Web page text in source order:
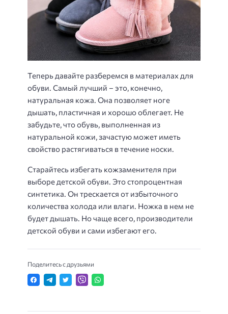
Теперь давайте разберемся в материалах для
обуви. Самый лучший – это, конечно,
натуральная кожа. Она позволяет ноге
дышать, пластичная и хорошо облегает. Не
забудьте, что обувь, выполненная из
натуральной кожи, зачастую может иметь
свойство растягиваться в течение носки.
Старайтесь избегать кожзаменителя при
выборе детской обуви. Это стопроцентная
синтетика. Он трескается от избыточного
количества холода или влаги. Ножка в нем не
будет дышать. Но чаще всего, производители
детской обуви и сами избегают его.
Поделитесь с друзьями